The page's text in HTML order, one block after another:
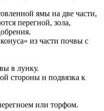
ямы на две части,
перегной, зола,
из части почвы с
в лунку.
стороны и подвязка к
или торфом.